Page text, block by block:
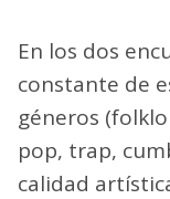
En los dos
constante de
géneros
pop, trap,
calidad